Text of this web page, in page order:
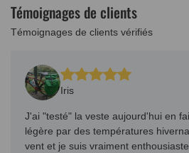
Témoignages de clients
Témoignages de clients vérifiés
Iris
J'ai "testé" la veste aujourd'hui en
légère par des températures
vent et je suis vraiment